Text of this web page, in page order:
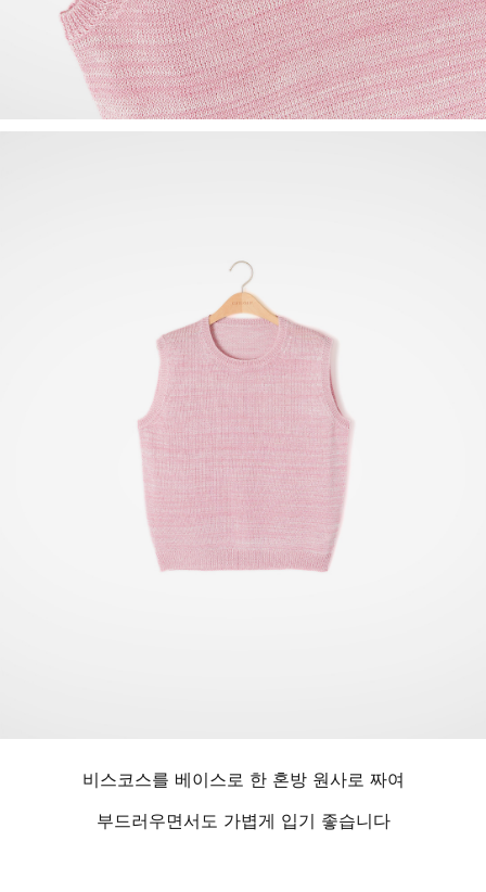
비스코스를 베이스로 한 혼방 원사로 짜여
부드러우면서도 가볍게 입기 좋습니다